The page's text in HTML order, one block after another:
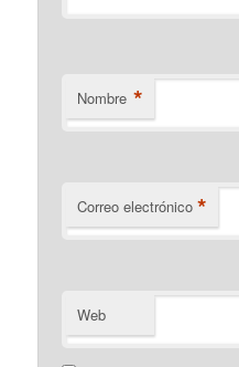
Nombre *
Correo electrónico *
Web